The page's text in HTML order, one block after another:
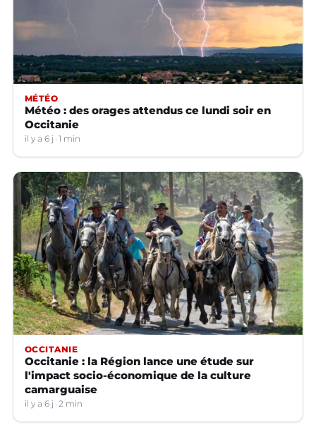
MÉTÉO
Météo : des orages attendus ce lundi soir en
Occitanie
il y a 6 j 1 min
OCCITANIE
Occitanie : la Région lance une étude sur
l'impact socio-économique de la culture
camarguaise
il y a 6 j 2 min